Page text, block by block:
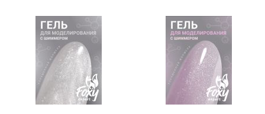
ARTEX
CHARME
CosmoLac
COSMOPROFI
E.Mi